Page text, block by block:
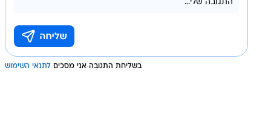
בשליחת התגובה אני מסכים לתנאי השימוש